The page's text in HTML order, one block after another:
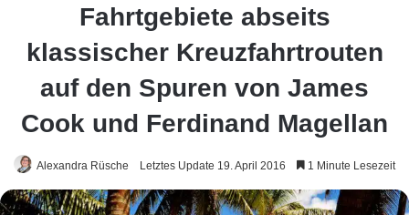
Fahrtgebiete abseits
klassischer Kreuzfahrtrouten
auf den Spuren von James
Cook und Ferdinand Magellan
Alexandra Rüsche Letztes Update 19. April 2016 1 Minute Lesezeit